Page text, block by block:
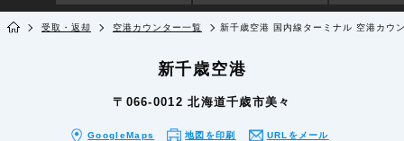
受取・返却 空港カウンター一覧 新千歳空港 国内線ターミナル 空港カウ
新千歳空港
〒066-0012 北海道千歳市美々
GoogleMaps 地図を印刷 URLをメール